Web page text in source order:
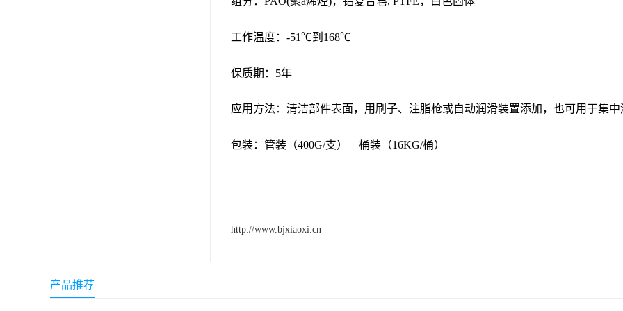
乐泰 Loctite
工作温度：-51℃到168℃
保质期：5年
应用方法：清洁部件表面，用刷子、注脂枪或自动润滑装置添加，也可用于集中
包装：管装（400G/支） 桶装（16KG/桶）
http://www.bjxiaoxi.cn
产品推荐